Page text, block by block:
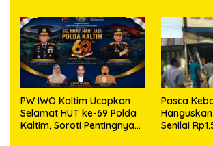
PW IWO Kaltim Ucapkan
Selamat HUT ke-69 Polda
Kaltim, Soroti Pentingnya
Pasca
Senilai